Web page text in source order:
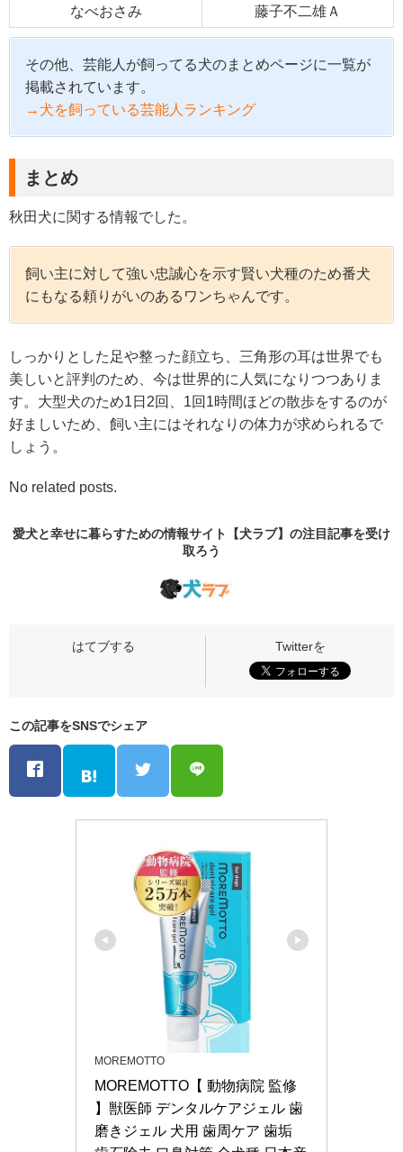
なべおさみ 藤子不二雄Ａ
その他、芸能人が飼ってる犬のまとめページに一覧が
掲載されています。
→犬を飼っている芸能人ランキング
まとめ
秋田犬に関する情報でした。
飼い主に対して強い忠誠心を示す賢い犬種のため番犬
にもなる頼りがいのあるワンちゃんです。
しっかりとした足や整った顔立ち、三角形の耳は世界でも
美しいと評判のため、今は世界的に人気になりつつありま
す。大型犬のため1日2回、1回1時間ほどの散歩をするのが
好ましいため、飼い主にはそれなりの体力が求められるで
しょう。
No related posts.
愛犬と幸せに暮らすための情報サイト【犬ラブ】の注目記事を受け
取ろう
この記事をSNSでシェア
MOREMOTTO
MOREMOTTO【 動物病院 監修
】獣医師 デンタルケアジェル 歯
磨きジェル 犬用 歯周ケア 歯垢